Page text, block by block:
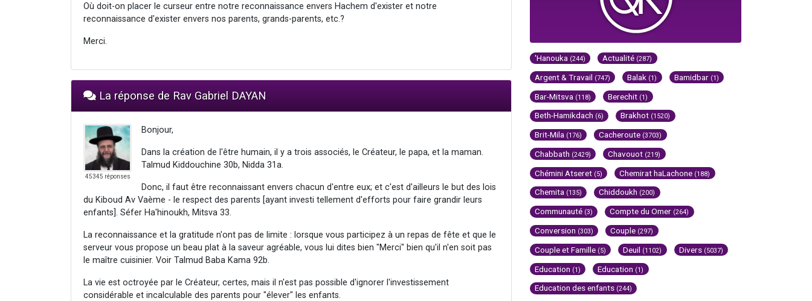
Où doit-on placer le curseur entre notre reconnaissance envers Hachem d'exister et notre
reconnaissance d'exister envers nos parents, grands-parents, etc.?
Merci.
La réponse de Rav Gabriel DAYAN
45345 réponses
Bonjour,
Dans la création de l'être humain, il y a trois associés, le Créateur, le papa, et la maman.
Talmud Kiddouchine 30b, Nidda 31a.
Donc, il faut être reconnaissant envers chacun d'entre eux; et c'est d'ailleurs le but des lois
du Kiboud Av Vaème - le respect des parents [ayant investi tellement d'efforts pour faire grandir leurs
enfants]. Séfer Ha'hinoukh, Mitsva 33.
La reconnaissance et la gratitude n'ont pas de limite : lorsque vous participez à un repas de fête et que le
serveur vous propose un beau plat à la saveur agréable, vous lui dites bien "Merci" bien qu'il n'en soit pas
le maître cuisinier. Voir Talmud Baba Kama 92b.
La vie est octroyée par le Créateur, certes, mais il n'est pas possible d'ignorer l'investissement
considérable et incalculable des parents pour "élever" les enfants.
'Hanouka (244) Actualité (287)
Argent & Travail (747) Balak (1) Bamidbar (1)
Bar-Mitsva (118) Berechit (1)
Beth-Hamikdach (6) Brakhot (1520)
Brit-Mila (176) Cacheroute (3703)
Chabbath (2429) Chavouot (219)
Chémini Atseret (5) Chemirat haLachone (188)
Chemita (135) Chiddoukh (200)
Communauté (3) Compte du Omer (264)
Conversion (303) Couple (297)
Couple et Famille (5) Deuil (1102) Divers (5037)
Education (1) Education (1)
Education des enfants (244)